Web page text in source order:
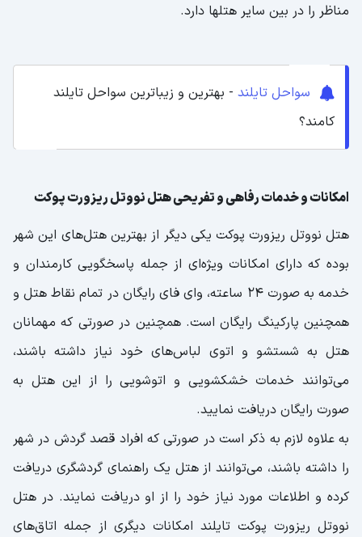
مناظر را در بین سایر هتلها دارد.
سواحل تایلند - بهترین و زیباترین سواحل تایلند
کامند؟
امکانات و خدمات رفاهی و تفریحی هتل نووتل ریزورت پوکت
هتل نووتل ریزورت پوکت یکی دیگر از بهترین هتل‌های این شهر
بوده که دارای امکانات ویژه‌ای از جمله پاسخگویی کارمندان و
خدمه به صورت ۲۴ ساعته، وای فای رایگان در تمام نقاط هتل و
همچنین پارکینگ رایگان است. همچنین در صورتی که مهمانان
هتل به شستشو و اتوی لباس‌های خود نیاز داشته باشند،
می‌توانند خدمات خشکشویی و اتوشویی را از این هتل به
صورت رایگان دریافت نمایید.
به علاوه لازم به ذکر است در صورتی که افراد قصد گردش در شهر
را داشته باشند، می‌توانند از هتل یک راهنمای گردشگری دریافت
کرده و اطلاعات مورد نیاز خود را از او دریافت نمایند. در هتل
نووتل ریزورت پوکت تایلند امکانات دیگری از جمله اتاق‌های